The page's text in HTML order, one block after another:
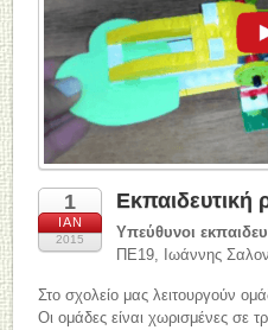
1
ΙΑΝ
2015
Εκπαιδευτική
Υπεύθυνοι
ΠΕ19, Ιωάννης
Στο σχολείο μας λειτουργούν
Οι ομάδες είναι χωρισμένες σε